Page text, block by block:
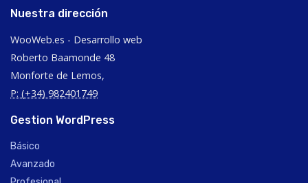
Nuestra dirección
WooWeb.es - Desarrollo web
Roberto Baamonde 48
Monforte de Lemos,
P: (+34) 982401749
Gestion WordPress
Básico
Avanzado